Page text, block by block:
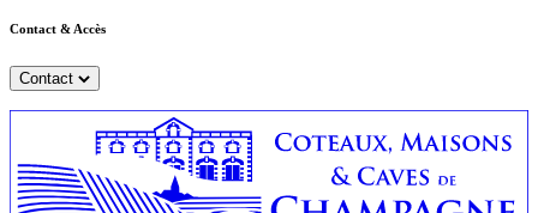
Contact & Accès
Contact